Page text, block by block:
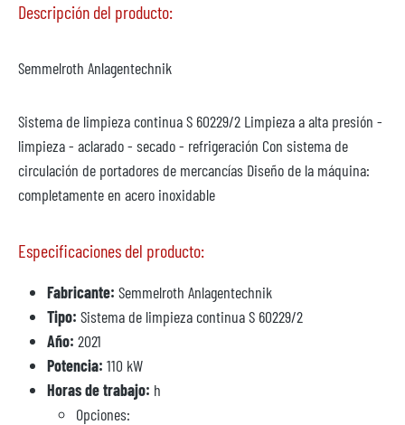
Descripción del producto:
Semmelroth Anlagentechnik
Sistema de limpieza continua S 60229/2 Limpieza a alta presión -
limpieza - aclarado - secado - refrigeración Con sistema de
circulación de portadores de mercancías Diseño de la máquina:
completamente en acero inoxidable
Especificaciones del producto:
Fabricante: Semmelroth Anlagentechnik
Tipo: Sistema de limpieza continua S 60229/2
Año: 2021
Potencia: 110 kW
Horas de trabajo: h
Opciones: